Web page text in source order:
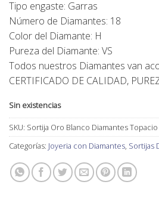
Tipo engaste: Garras
Número de Diamantes: 18
Color del Diamante: H
Pureza del Diamante: VS
Todos nuestros Diamantes van
CERTIFICADO DE CALIDAD,
Sin existencias
SKU: Sortija Oro Blanco Diamantes
Categorías: Joyeria con Diamantes, Sortijas